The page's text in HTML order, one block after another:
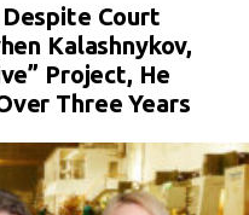
Court
Kalashnykov,
Project, He
Three Years